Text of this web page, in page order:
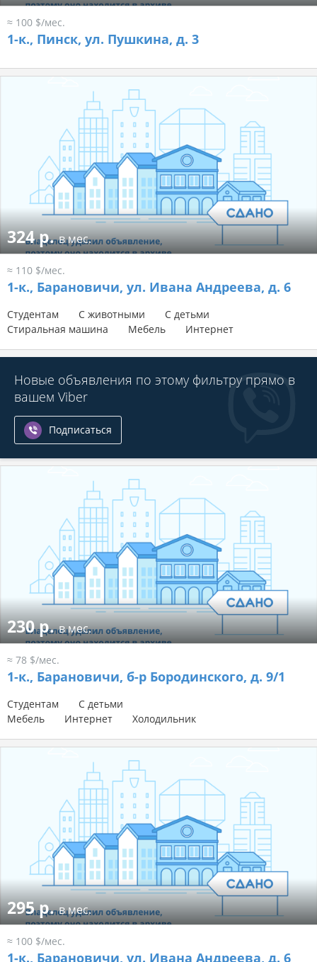
≈ 100 $/мес.
1-к., Пинск, ул. Пушкина, д. 3
324 р.в мес.
≈ 110 $/мес.
1-к., Барановичи, ул. Ивана Андреева, д. 6
Студентам С животными
С детьми
Стиральная машина
Мебель Интернет
Новые объявления по этому фильтру прямо в
вашем Viber
Подписаться
230 р.в мес.
≈ 78 $/мес.
1-к., Барановичи, б-р Бородинского, д. 9/1
Студентам
С детьми
Мебель
Интернет Холодильник
295 р.в мес.
≈ 100 $/мес.
1-к., Барановичи, ул. Ивана Андреева, д. 6